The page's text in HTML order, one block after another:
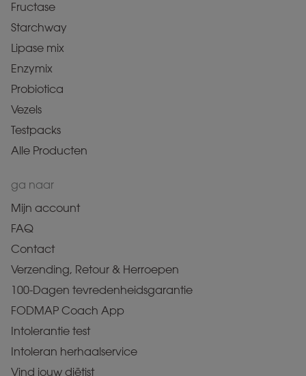
Fructase
Starchway
Lipase mix
Enzymix
Probiotica
Vezels
Testpacks
Alle Producten
ga naar
Mijn account
FAQ
Contact
Verzending, Retour & Herroepen
100-Dagen tevredenheidsgarantie
FODMAP Coach App
Intolerantie test
Intoleran herhaalservice
Vind jouw diëtist